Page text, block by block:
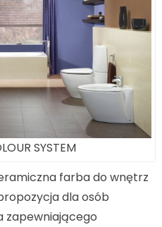
SYSTEM
farba do wnętrz
dla osób
zapewniającego